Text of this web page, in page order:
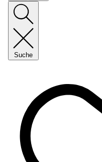
Suche